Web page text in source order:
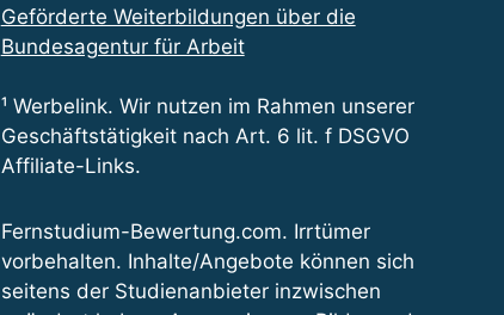
Geförderte Weiterbildungen über die
Bundesagentur für Arbeit
¹ Werbelink. Wir nutzen im Rahmen unserer
Geschäftstätigkeit nach Art. 6 lit. f DSGVO
Affiliate-Links.
Fernstudium-Bewertung.com. Irrtümer
vorbehalten. Inhalte/Angebote können sich
seitens der Studienanbieter inzwischen